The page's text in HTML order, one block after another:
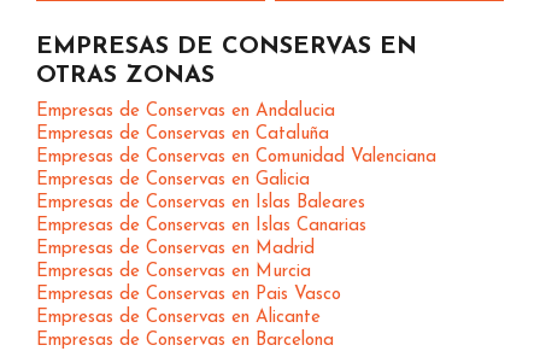
EMPRESAS DE CONSERVAS EN
OTRAS ZONAS
Empresas de Conservas en Andalucia
Empresas de Conservas en Cataluña
Empresas de Conservas en Comunidad Valenciana
Empresas de Conservas en Galicia
Empresas de Conservas en Islas Baleares
Empresas de Conservas en Islas Canarias
Empresas de Conservas en Madrid
Empresas de Conservas en Murcia
Empresas de Conservas en Pais Vasco
Empresas de Conservas en Alicante
Empresas de Conservas en Barcelona